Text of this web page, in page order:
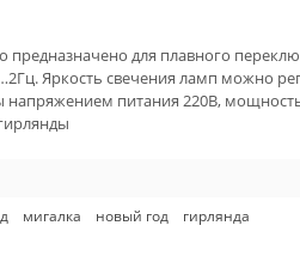
предназначено для плавного
Яркость свечения ламп можно
напряжением питания 220В,
мигалка новый год гирлянда